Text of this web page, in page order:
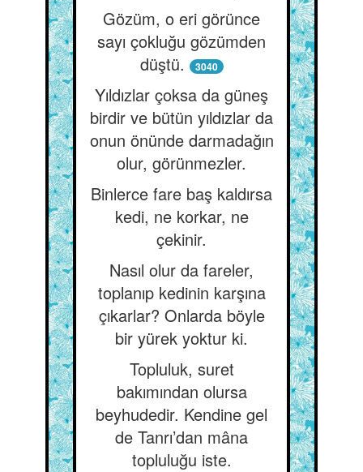
Gözüm, o eri görünce
sayı çokluğu gözümden
düştü.
3040
Yıldızlar çoksa da güneş
birdir ve bütün yıldızlar da
onun önünde darmadağın
olur, görünmezler.
Binlerce fare baş kaldırsa
kedi, ne korkar, ne
çekinir.
Nasıl olur da fareler,
toplanıp kedinin karşına
çıkarlar? Onlarda böyle
bir yürek yoktur ki.
Topluluk, suret
bakımından olursa
beyhudedir. Kendine gel
de Tanrı’dan mâna
topluluğu iste.